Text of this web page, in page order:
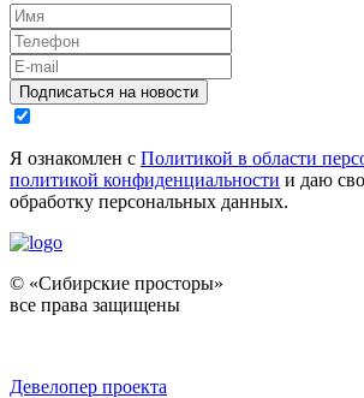
Подписаться на новости
Я ознакомлен с Политикой в области
политикой конфиденциальности и даю
обработку персональных данных.
© «Сибирские просторы»
все права защищены
Девелопер проекта